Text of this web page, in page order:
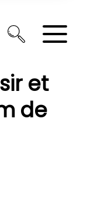
et
de